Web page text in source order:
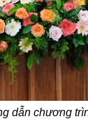
dẫn chương